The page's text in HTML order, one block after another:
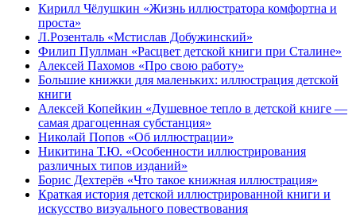
Кирилл Чёлушкин «Жизнь иллюстратора комфортна и
проста»
Л.Розенталь «Мстислав Добужинский»
Филип Пуллман «Расцвет детской книги при Сталине»
Алексей Пахомов «Про свою работу»
Большие книжки для маленьких: иллюстрация детской
книги
Алексей Копейкин «Душевное тепло в детской книге —
самая драгоценная субстанция»
Николай Попов «Об иллюстрации»
Никитина Т.Ю. «Особенности иллюстрирования
различных типов изданий»
Борис Дехтерёв «Что такое книжная иллюстрация»
Краткая история детской иллюстрированной книги и
искусство визуального повествования